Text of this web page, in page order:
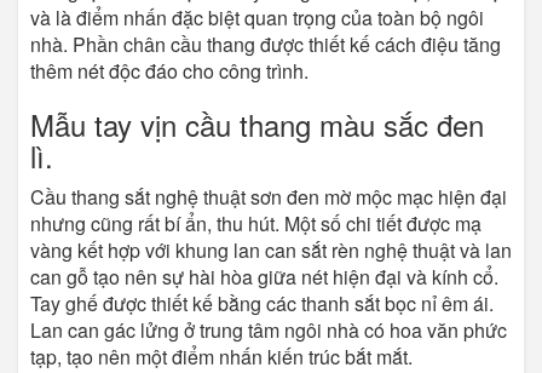
và là điểm nhấn đặc biệt quan trọng của toàn bộ ngôi
nhà. Phần chân cầu thang được thiết kế cách điệu tăng
thêm nét độc đáo cho công trình.
Mẫu tay vịn cầu thang màu sắc đen
lì.​
Cầu thang sắt nghệ thuật sơn đen mờ mộc mạc hiện đại
nhưng cũng rất bí ẩn, thu hút. Một số chi tiết được mạ
vàng kết hợp với khung lan can sắt rèn nghệ thuật và lan
can gỗ tạo nên sự hài hòa giữa nét hiện đại và kính cổ.
Tay ghế được thiết kế bằng các thanh sắt bọc nỉ êm ái.
Lan can gác lửng ở trung tâm ngôi nhà có hoa văn phức
tạp, tạo nên một điểm nhấn kiến ​​trúc bắt mắt.